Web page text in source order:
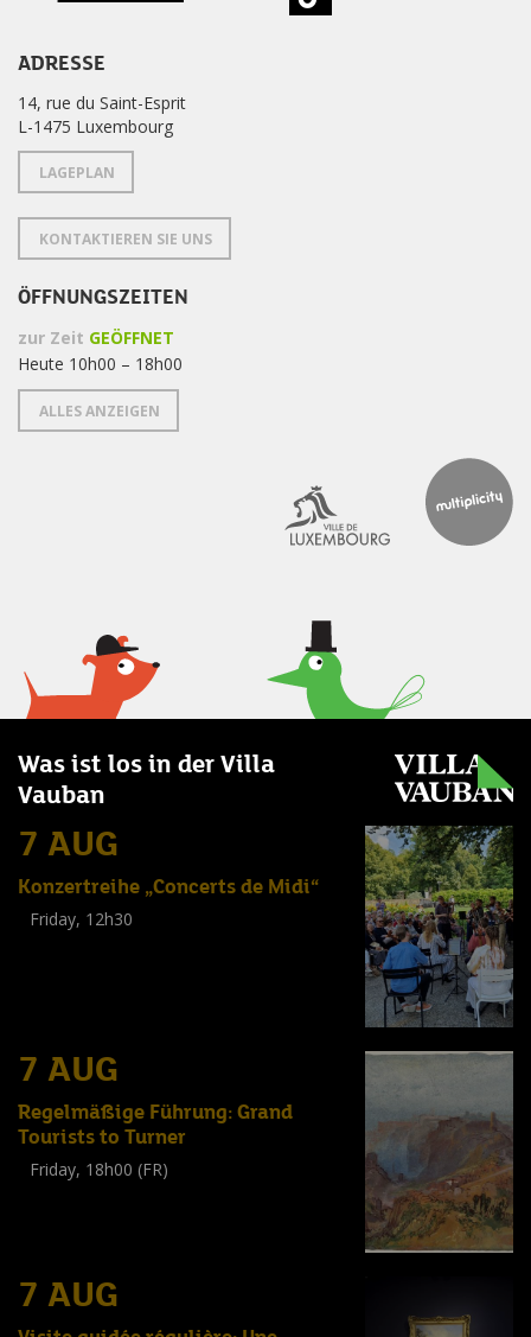
ADRESSE
14, rue du Saint-Esprit
L-1475 Luxembourg
LAGEPLAN
KONTAKTIEREN SIE UNS
ÖFFNUNGSZEITEN
zur Zeit GEÖFFNET
Heute 10h00 – 18h00
ALLES ANZEIGEN
Was ist los in der Villa
Vauban
7 AUG
Konzertreihe „Concerts de Midi“
Friday, 12h30
7 AUG
Regelmäßige Führung: Grand
Tourists to Turner
Friday, 18h00 (FR)
7 AUG